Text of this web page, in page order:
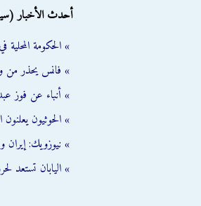
أحدث الأخبار
» الحكومة
» فانس يحذر من
» أنباء عن فوز
» الحوثيون
» نيوزويك: إيران
» اليابان تستعد